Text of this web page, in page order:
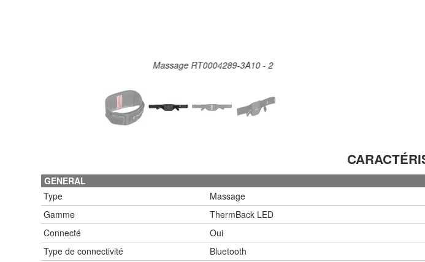
Massage RT0004289-3A10 - 2
GENERAL
Type
Massage
Gamme
ThermBack LED
Connecté
Oui
Type de connectivité
Bluetooth